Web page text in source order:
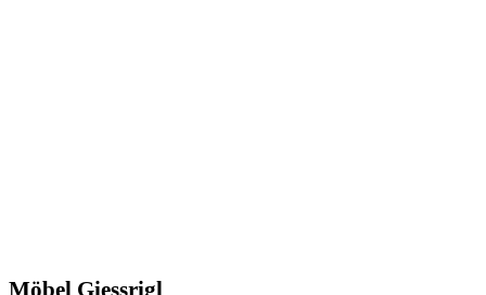
Möbel Giessrigl